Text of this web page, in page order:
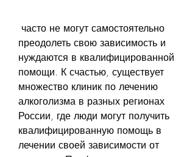
преодолеть свою зависимость и
нуждаются в квалифицированной
помощи. К счастью, существует
множество клиник по лечению
алкоголизма в разных регионах
России, где люди могут получить
квалифицированную помощь в
лечении своей зависимости от